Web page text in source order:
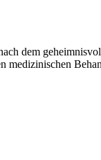
dem
medizinischen